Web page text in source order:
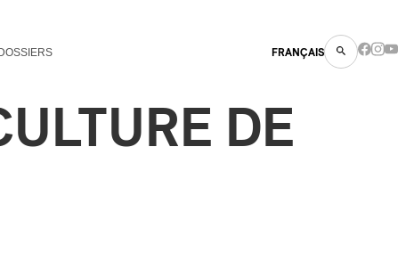
DOSSIERS FRANÇAIS
DE